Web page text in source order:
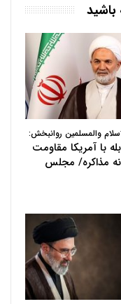
والمسلمین روانبخش:
با آمریکا مقاومت
مذاکره/ مجلس